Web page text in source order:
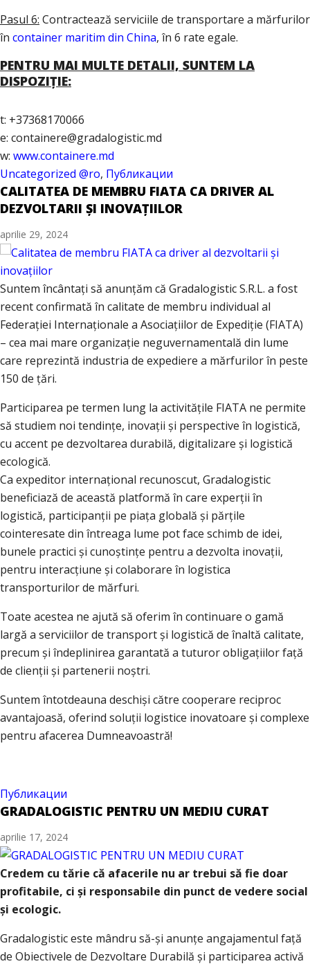
Pasul 6: Contractează serviciile de transportare a mărfurilor
în container maritim din China, în 6 rate egale.
PENTRU MAI MULTE DETALII, SUNTEM LA
DISPOZIȚIE:
t: +37368170066
e: containere@gradalogistic.md
w: www.containere.md
Uncategorized @ro, Публикации
CALITATEA DE MEMBRU FIATA CA DRIVER AL
DEZVOLTARII ȘI INOVAȚIILOR
aprilie 29, 2024
Suntem încântați să anunțăm că Gradalogistic S.R.L. a fost
recent confirmată în calitate de membru individual al
Federației Internaționale a Asociațiilor de Expediție (FIATA)
– cea mai mare organizație neguvernamentală din lume
care reprezintă industria de expediere a mărfurilor în peste
150 de țări.
Participarea pe termen lung la activitățile FIATA ne permite
să studiem noi tendințe, inovații și perspective în logistică,
cu accent pe dezvoltarea durabilă, digitalizare și logistică
ecologică.
Ca expeditor internațional recunoscut, Gradalogistic
beneficiază de această platformă în care experții în
logistică, participanții pe piața globală și părțile
cointeresate din întreaga lume pot face schimb de idei,
bunele practici și cunoștințe pentru a dezvolta inovații,
pentru interacțiune și colaborare în logistica
transporturilor de mărfuri.
Toate acestea ne ajută să oferim în continuare o gamă
largă a serviciilor de transport și logistică de înaltă calitate,
precum și îndeplinirea garantată a tuturor obligațiilor față
de clienții și partenerii noștri.
Suntem întotdeauna deschiși către cooperare reciproc
avantajoasă, oferind soluții logistice inovatoare și complexe
pentru afacerea Dumneavoastră!
Публикации
GRADALOGISTIC PENTRU UN MEDIU CURAT
aprilie 17, 2024
Credem cu tărie că afacerile nu ar trebui să fie doar
profitabile, ci și responsabile din punct de vedere social
și ecologic.
Gradalogistic este mândru să-și anunțe angajamentul față
de Obiectivele de Dezvoltare Durabilă și participarea activă